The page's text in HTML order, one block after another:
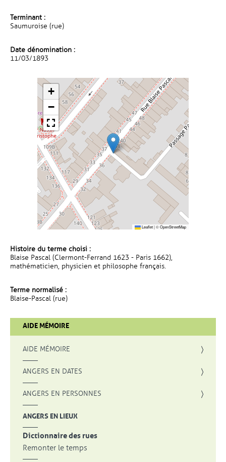
Terminant :
Saumuroise (rue)
Date dénomination :
11/03/1893
+
−
Leaflet|©OpenStreetMap
Histoire du terme choisi :
Blaise Pascal (Clermont-Ferrand 1623 - Paris 1662),
mathématicien, physicien et philosophe français.
Terme normalisé :
Blaise-Pascal (rue)
AIDE MÉMOIRE
AIDE MÉMOIRE
ANGERS EN DATES
ANGERS EN PERSONNES
ANGERS EN LIEUX
Dictionnaire des rues
Remonter le temps